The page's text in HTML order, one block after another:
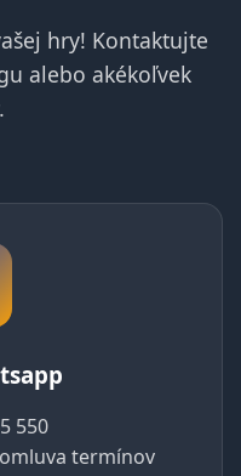
hry! Kontaktujte
alebo akékoľvek
550
termínov